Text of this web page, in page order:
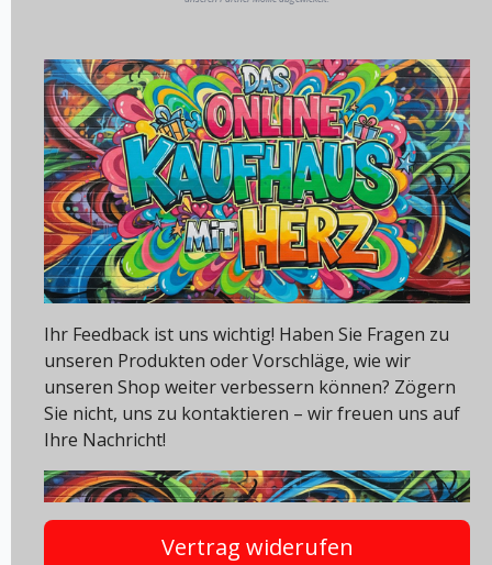
Ihr Feedback ist uns wichtig! Haben Sie Fragen zu
unseren Produkten oder Vorschläge, wie wir
unseren Shop weiter verbessern können? Zögern
Sie nicht, uns zu kontaktieren – wir freuen uns auf
Ihre Nachricht!
Vertrag widerufen